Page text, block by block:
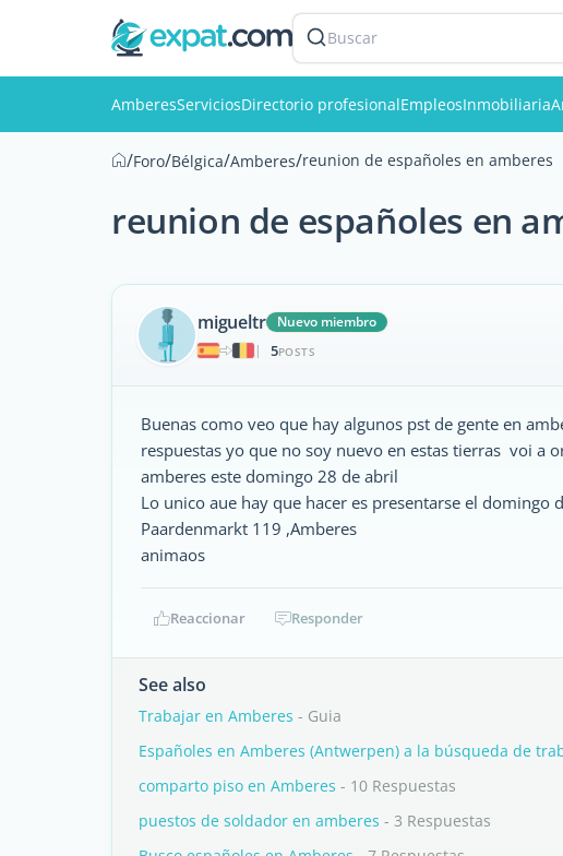
Buscar
AmberesServiciosDirectorio profesionalEmpleosInmobiliaria
/Foro/Bélgica/Amberes/reunion de españoles en amberes
reunion de españoles en
migueltr
Nuevo miembro
|
5POSTS
Buenas como veo que hay algunos pst de gente en
respuestas yo que no soy nuevo en estas tierras voi a
amberes este domingo 28 de abril
Lo unico aue hay que hacer es presentarse el domingo
Paardenmarkt 119 ,Amberes
animaos
Reaccionar Responder
See also
Trabajar en Amberes - Guia
Españoles en Amberes (Antwerpen) a la búsqueda de
comparto piso en Amberes - 10 Respuestas
puestos de soldador en amberes - 3 Respuestas